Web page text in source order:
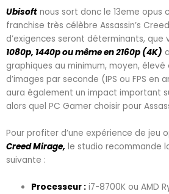
Ubisoft nous sort donc le 13eme opus
franchise très célèbre Assassin’s
d’exigences seront déterminants, que
1080p, 1440p ou même en 2160p (4K)
graphiques au minimum, moyen, élevé
d’images par seconde (IPS ou FPS en
aura également un impact important
alors quel PC Gamer choisir pour
Pour profiter d’une expérience de jeu
Creed Mirage, le studio recommande
suivante :
Processeur : i7-8700K ou AMD